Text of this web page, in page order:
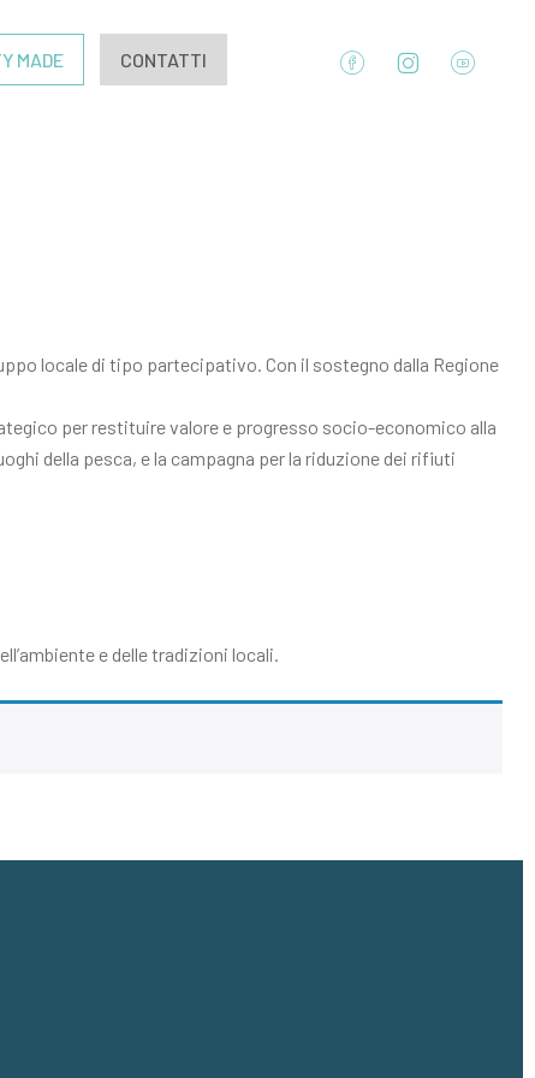
MADE CONTATTI
locale di tipo partecipativo. Con il sostegno dalla Regione
per restituire valore e progresso socio-economico alla
della pesca, e la campagna per la riduzione dei rifiuti
e delle tradizioni locali.